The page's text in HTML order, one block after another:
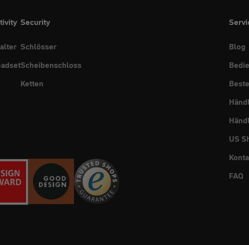
Security
Schlösser
Scheibenschloss
Ketten
Blog
US
FAQ